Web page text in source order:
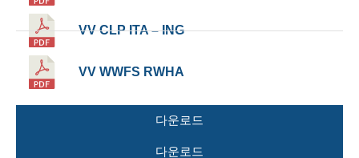
VV CLP ITA – ING
VV WWFS RWHA
다운로드
다운로드